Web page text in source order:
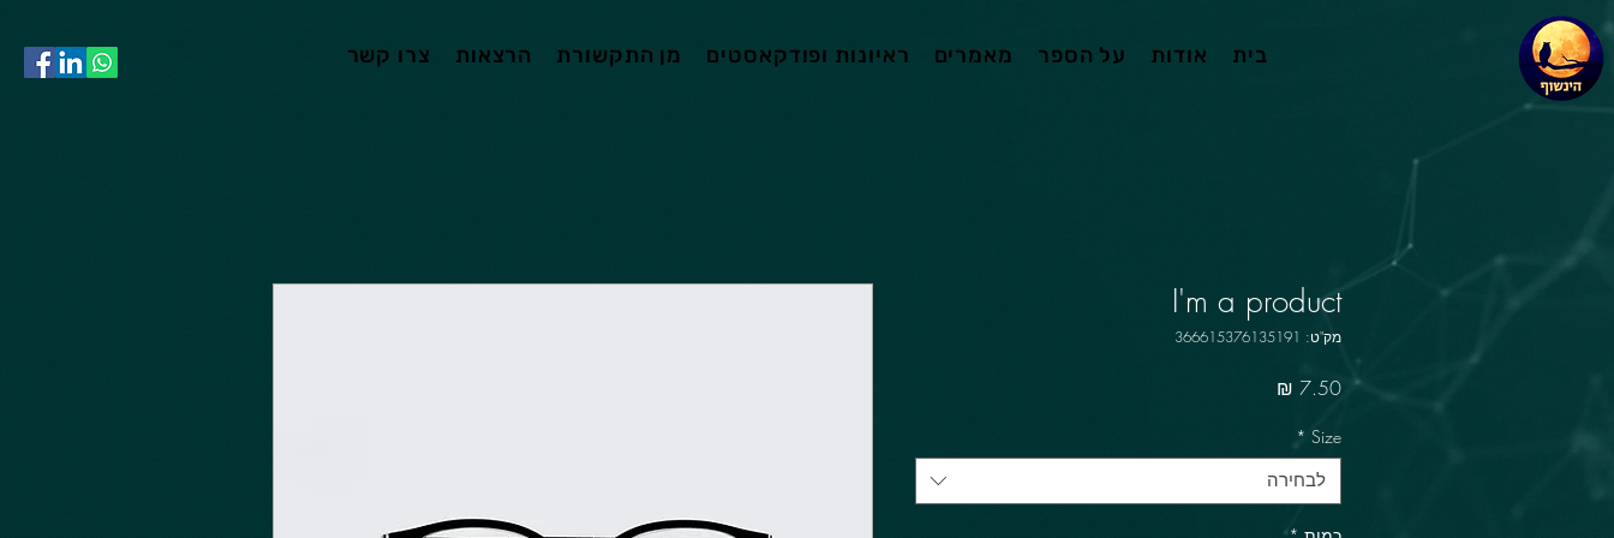
בית אודות על הספר מאמרים ראיונות ופודקאסטים מן התקשורת הרצאות צרו קשר
I'm a product
מק"ט: 366615376135191
Size
*
לבחירה